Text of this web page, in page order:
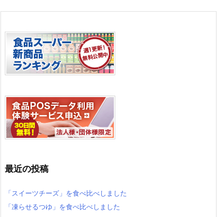
最近の投稿
「スイーツチーズ」を食べ比べしました
「凍らせるつゆ」を食べ比べしました